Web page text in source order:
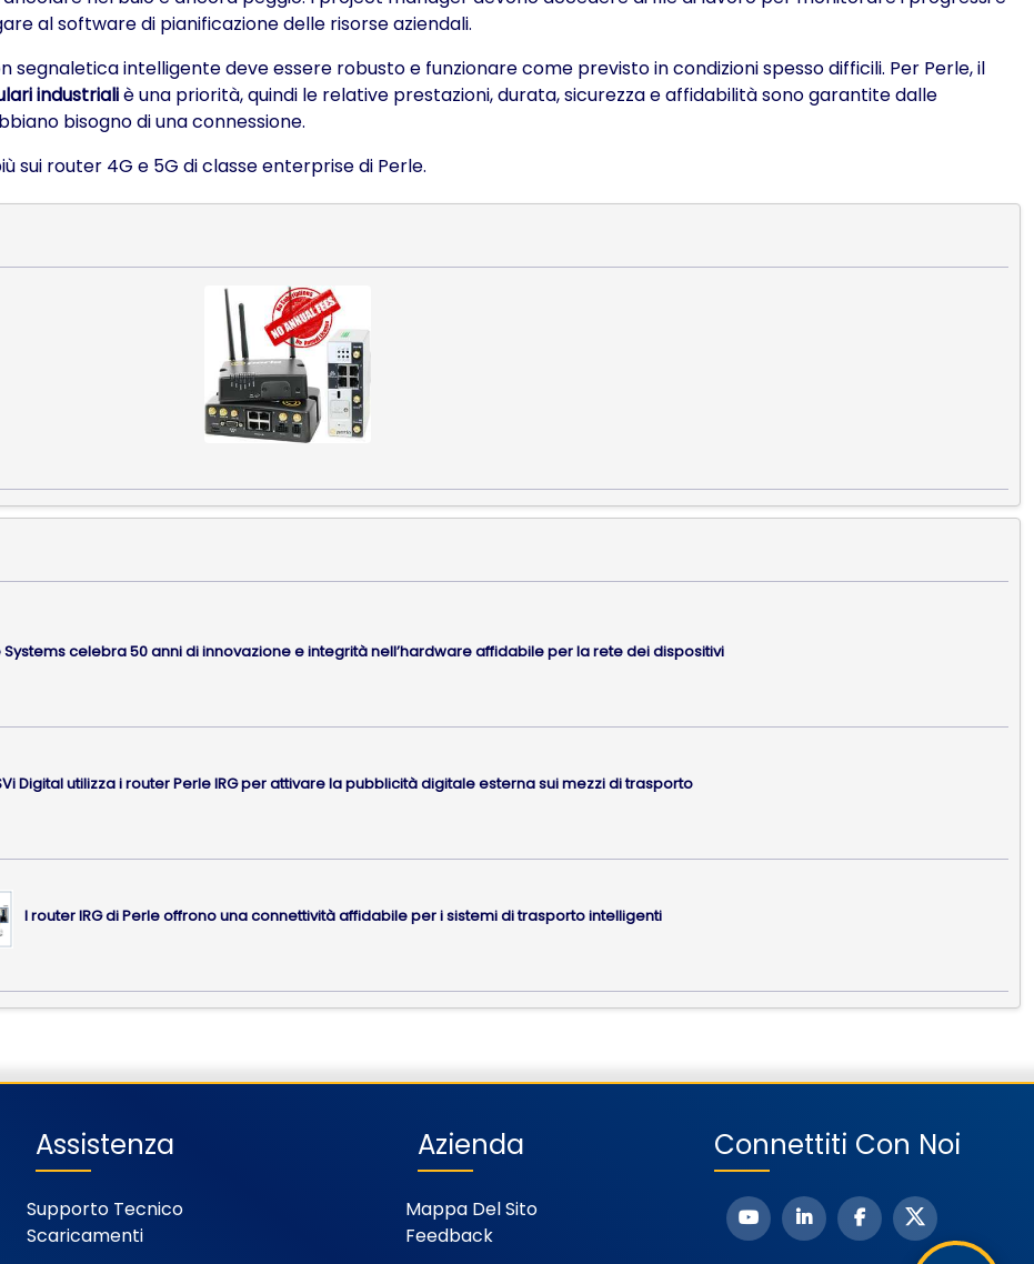
al software di pianificazione delle risorse aziendali.
segnaletica intelligente deve essere robusto e funzionare come previsto in condizioni spesso difficili. Per Perle, il
industrialiè una priorità, quindi le relative prestazioni, durata, sicurezza e affidabilità sono garantite dalle
bisogno di una connessione.
sui router 4G e 5G di classe enterprise di Perle.
Systems celebra 50 anni di innovazione e integrità nell’hardware affidabile per la rete dei dispositivi
Digital utilizza i router Perle IRG per attivare la pubblicità digitale esterna sui mezzi di trasporto
I router IRG di Perle offrono una connettività affidabile per i sistemi di trasporto intelligenti
Assistenza
Supporto Tecnico
Scaricamenti
Azienda
Mappa Del Sito
Feedback
Connettiti Con Noi